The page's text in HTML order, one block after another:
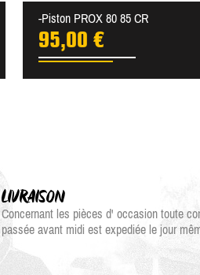
-Piston PROX 80 85 CR
95,00 €
LIVRAISON
Concernant les pièces d' occasion toute
passée avant midi est expediée le jour